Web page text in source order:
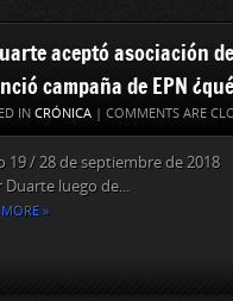
aceptó asociación
campaña de EPN
IN CRÓNICA | COMMENTS ARE
19 / 28 de septiembre de
Duarte luego de...
»